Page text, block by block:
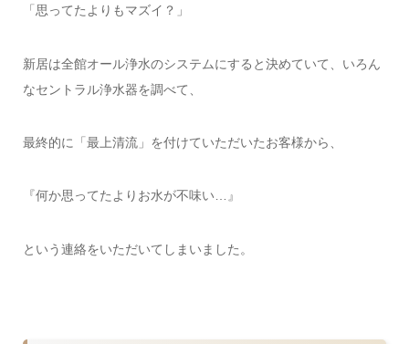
「思ってたよりもマズイ？」
新居は全館オール浄水のシステムにすると決めていて、いろん
なセントラル浄水器を調べて、
最終的に「最上清流」を付けていただいたお客様から、
『何か思ってたよりお水が不味い…』
という連絡をいただいてしまいました。